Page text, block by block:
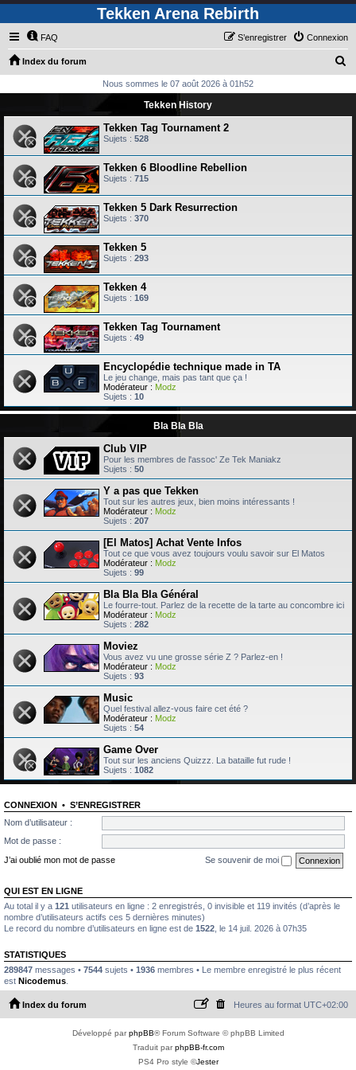
Tekken Arena Rebirth
FAQ Connexion
S’enregistrer
Index du forum
h
r
h
Nous sommes le 07 août 2026 à 01h52
Tekken History
Tekken Tag Tournament 2
Sujets : 528
Tekken 6 Bloodline Rebellion
Sujets : 715
Tekken 5 Dark Resurrection
Sujets : 370
Tekken 5
Sujets : 293
Tekken 4
Sujets : 169
Tekken Tag Tournament
Sujets : 49
Encyclopédie technique made in TA
Le jeu change, mais pas tant que ça !
Modérateur : Modz
Sujets : 10
Bla Bla Bla
Club VIP
Pour les membres de l'assoc' Ze Tek Maniakz
Sujets : 50
Y a pas que Tekken
Tout sur les autres jeux, bien moins intéressants !
Modérateur : Modz
Sujets : 207
[El Matos] Achat Vente Infos
Tout ce que vous avez toujours voulu savoir sur El Matos
Modérateur : Modz
Sujets : 99
Bla Bla Bla Général
Le fourre-tout. Parlez de la recette de la tarte au concombre ici
Modérateur : Modz
Sujets : 282
Moviez
Vous avez vu une grosse série Z ? Parlez-en !
Modérateur : Modz
Sujets : 93
Music
Quel festival allez-vous faire cet été ?
Modérateur : Modz
Sujets : 54
Game Over
Tout sur les anciens Quizzz. La bataille fut rude !
Sujets : 1082
CONNEXION • S’ENREGISTRER
Nom d’utilisateur :
Mot de passe :
J’ai oublié mon mot de passe
Se souvenir de moi
QUI EST EN LIGNE
Au total il y a 121 utilisateurs en ligne : 2 enregistrés, 0 invisible et 119 invités (d’après le
nombre d’utilisateurs actifs ces 5 dernières minutes)
Le record du nombre d’utilisateurs en ligne est de 1522 , le 14 juil. 2026 à 07h35
STATISTIQUES
289847 messages • 7544 sujets • 1936 membres • Le membre enregistré le plus récent
est Nicodemus
Index du forum Heures au format UTC+02:00
Développé parphpBB® Forum Software © phpBB Limited
Traduit parphpBB-fr.com
PS4 Pro style ©Jester